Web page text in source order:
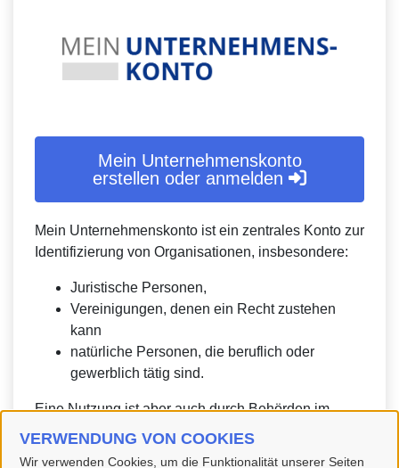
VERWENDUNG VON COOKIES
Wir verwenden Cookies, um die Funktionalität unserer Seiten
Mein Unternehmenskonto
erstellen oder anmelden
Mein Unternehmenskonto ist ein zentrales Konto zur
Identifizierung von Organisationen, insbesondere:
Juristische Personen,
Vereinigungen, denen ein Recht zustehen
kann
natürliche Personen, die beruflich oder
gewerblich tätig sind.
Eine Nutzung ist aber auch durch Behörden im
Sinne von § 1 Abs. 4 Verwaltungsverfahrensgesetz